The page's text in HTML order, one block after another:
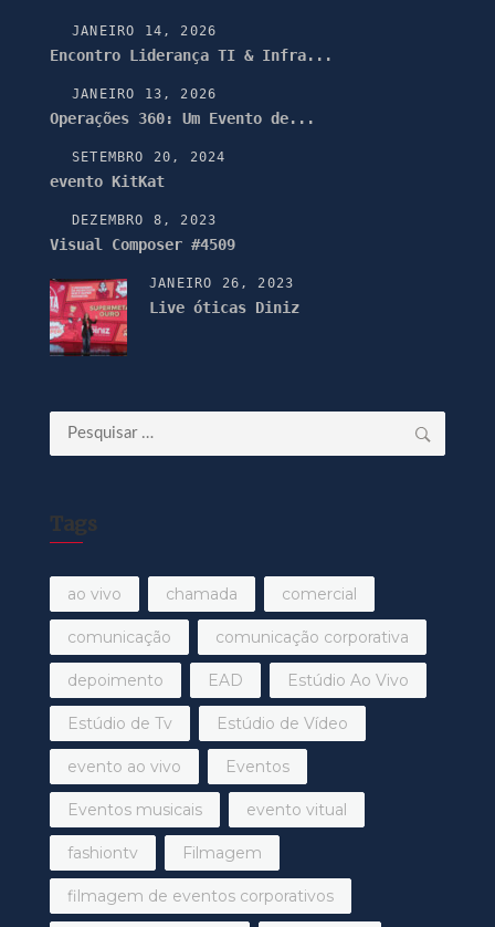
JANEIRO 14, 2026
Encontro Liderança TI & Infra...
JANEIRO 13, 2026
Operações 360: Um Evento de...
SETEMBRO 20, 2024
evento KitKat
DEZEMBRO 8, 2023
Visual Composer #4509
JANEIRO 26, 2023
Live óticas Diniz
Pesquisar
por:
Tags
ao vivo chamada comercial
comunicação comunicação corporativa
depoimento EAD Estúdio Ao Vivo
Estúdio de Tv Estúdio de Vídeo
evento ao vivo Eventos
Eventos musicais evento vitual
fashiontv Filmagem
filmagem de eventos corporativos